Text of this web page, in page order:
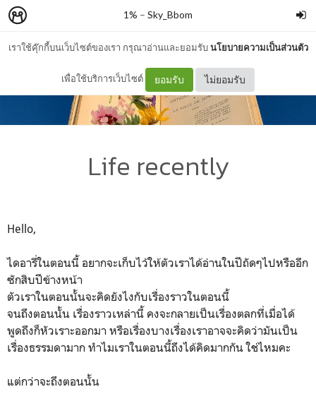
เราใช้คุ๊กกี้บนเว็บไซต์ของเรา กรุณาอ่านและยอมรับนโยบายความเป็นส่วนตัว
เพื่อใช้บริการเว็บไซต์ ยอมรับ ไม่ยอมรับ
1% – Sky_Bbom
Life recently
Hello,
ไดอารี่ในตอนนี้ อยากจะเก็บไว้ให้ตัวเราได้อ่านในปีถัดๆไปหรืออีก
ซักสิบปีข้างหน้า
ตัวเราในตอนนั้นจะคิดยังไงกับเรื่องราวในตอนนี้
จนถึงตอนนั้น เรื่องราวเหล่านี้ คงจะกลายเป็นเรื่องตลกที่เมื่อได้
พูดถึงก็หัวเราะออกมา หรือเรื่องบางเรื่องเราอาจจะคิดว่ามันเป็น
เรื่องธรรมดามาก ทำไมเราในตอนนี้ถึงได้คิดมากกัน ใช่ไหมคะ
แต่กว่าจะถึงตอนนั้น